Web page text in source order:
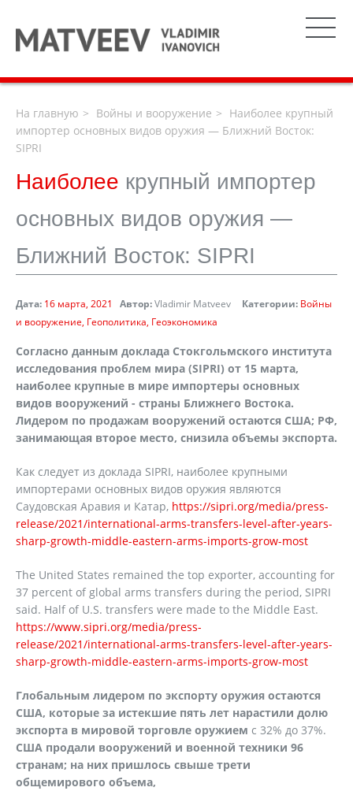
На главную Войны и вооружение
Наиболее крупный
импортер основных видов оружия — Ближний Восток:
SIPRI
Наиболее крупный импортер
основных видов оружия —
Ближний Восток: SIPRI
Дата: 16 марта, 2021 Автор:Vladimir Matveev Категории: Войны
и вооружение Геополитика Геоэкономика
Согласно данным доклада Стокгольмского института
исследования проблем мира (SIPRI) от 15 марта,
наиболее крупные в мире импортеры основных
видов вооружений - страны Ближнего Востока.
Лидером по продажам вооружений остаются США; РФ,
занимающая второе место, снизила объемы экспорта.
Как следует из доклада SIPRI, наиболее крупными
импортерами основных видов оружия являются
Саудовская Аравия и Катар, https://sipri.org/media/press-
release/2021/international-arms-transfers-level-after-years-
sharp-growth-middle-eastern-arms-imports-grow-most
The United States remained the top exporter, accounting for
37 percent of global arms transfers during the period, SIPRI
said. Half of U.S. transfers were made to the Middle East.
https://www.sipri.org/media/press-
release/2021/international-arms-transfers-level-after-years-
sharp-growth-middle-eastern-arms-imports-grow-most
Глобальным лидером по экспорту оружия остаются
США, которые за истекшие пять лет нарастили долю
экспорта в мировой торговле оружием с 32% до 37%.
США продали вооружений и военной техники 96
странам; на них пришлось свыше трети
общемирового объема,